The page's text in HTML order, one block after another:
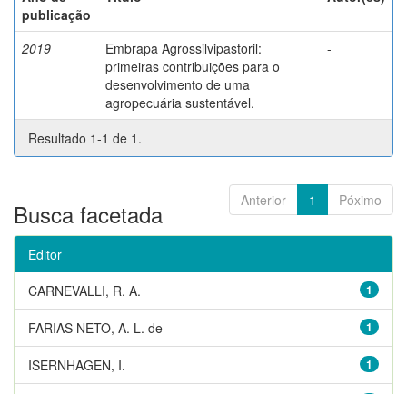
publicação
2019
Embrapa Agrossilvipastoril:
primeiras contribuições para o
desenvolvimento de uma
agropecuária sustentável.
-
Resultado 1-1 de 1.
Anterior 1 Póximo
Busca facetada
Editor
1
CARNEVALLI, R. A.
1
FARIAS NETO, A. L. de
1
ISERNHAGEN, I.